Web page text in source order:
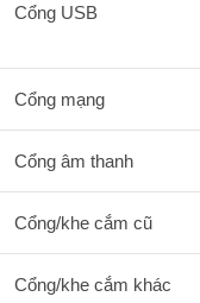
Cổng USB
Cổng mạng
Cổng âm thanh
Cổng/khe cắm cũ
Cổng/khe cắm khác